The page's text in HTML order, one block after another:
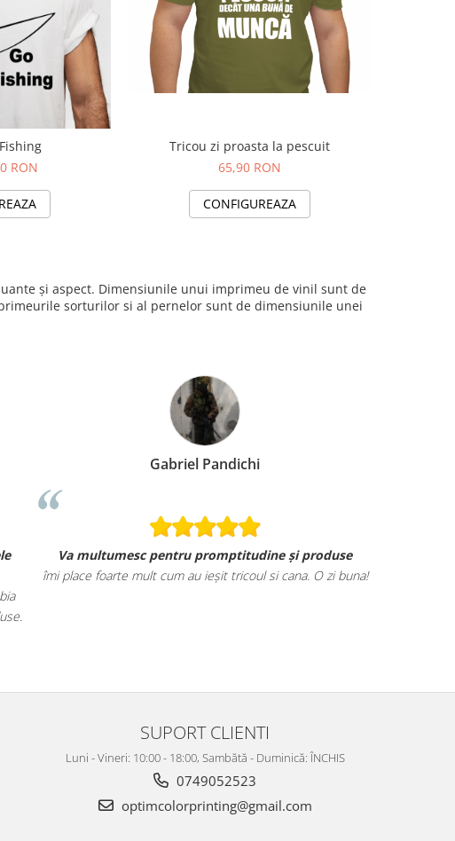
RON
Tricou zi proasta la pescuit
65,90 RON
CONFIGUREAZA
și aspect. Dimensiunile unui imprimeu de vinil sunt de
sorturilor si al pernelor sunt de dimensiunile unei
Gabriel Pandichi
Va multumesc pentru promptitudine și produse
îmi place foarte mult cum au ieșit tricoul si cana. O zi buna!
SUPORT CLIENTI
Luni - Vineri: 10:00 - 18:00, Sambătă - Duminică: ÎNCHIS
0749052523
optimcolorprinting@gmail.com